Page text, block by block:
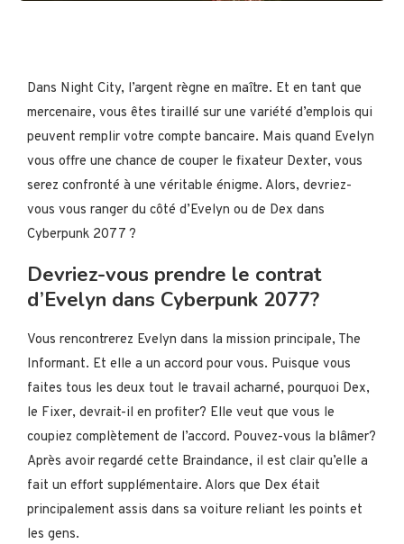
Dans Night City, l’argent règne en maître. Et en tant que
mercenaire, vous êtes tiraillé sur une variété d’emplois qui
peuvent remplir votre compte bancaire. Mais quand Evelyn
vous offre une chance de couper le fixateur Dexter, vous
serez confronté à une véritable énigme. Alors, devriez-
vous vous ranger du côté d’Evelyn ou de Dex dans
Cyberpunk 2077 ?
Devriez-vous prendre le contrat
d’Evelyn dans Cyberpunk 2077?
Vous rencontrerez Evelyn dans la mission principale, The
Informant. Et elle a un accord pour vous. Puisque vous
faites tous les deux tout le travail acharné, pourquoi Dex,
le Fixer, devrait-il en profiter? Elle veut que vous le
coupiez complètement de l’accord. Pouvez-vous la blâmer?
Après avoir regardé cette Braindance, il est clair qu’elle a
fait un effort supplémentaire. Alors que Dex était
principalement assis dans sa voiture reliant les points et
les gens.